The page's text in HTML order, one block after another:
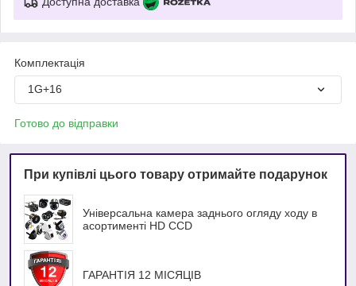
Комплектація
1G+16
Готово до відправки
При купівлі цього товару отримайте подарунок
Універсальна камера заднього огляду ходу в
асортименті HD ССD
ГАРАНТІЯ 12 МІСЯЦІВ